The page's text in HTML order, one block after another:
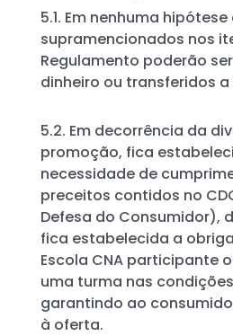
5.1. Em nenhuma
supramencionados nos
Regulamento poderão
dinheiro ou transferidos
5.2. Em decorrência da
promoção, fica
necessidade de
preceitos contidos no
Defesa do Consumidor),
fica estabelecida a
Escola CNA participante
uma turma nas
garantindo ao
à oferta.